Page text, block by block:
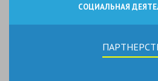
СОЦИАЛЬНАЯ